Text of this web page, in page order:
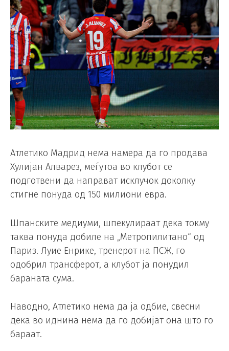
Атлетико Мадрид нема намера да го продава
Хулијан Алварез, меѓутоа во клубот се
подготвени да направат исклучок доколку
стигне понуда од 150 милиони евра.
Шпанските медиуми, шпекулираат дека токму
таква понуда добиле на „Метропилитано“ од
Париз. Луие Енрике, тренерот на ПСЖ, го
одобрил трансферот, а клубот ја понудил
бараната сума.
Наводно, Атлетико нема да ја одбие, свесни
дека во иднина нема да го добијат она што го
бараат.